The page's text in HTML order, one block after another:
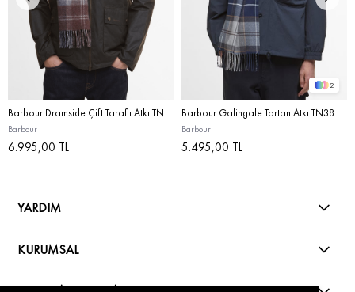
Barbour Dramside Çift Taraflı Atkı TN38 Midnight Oak Tartan
Barbour
6.995,00 TL
2
Barbour Galingale Tartan Atkı TN38 Grey Midnight Tartan
Barbour
5.495,00 TL
YARDIM
KURUMSAL